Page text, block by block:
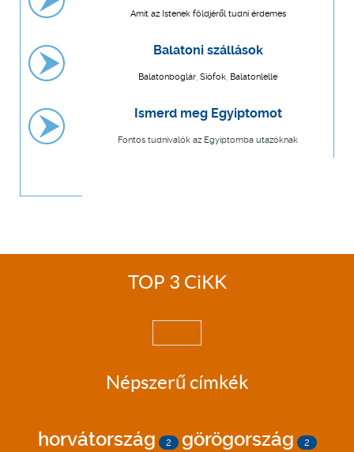
Amit az Istenek földjéről tudni érdemes
Balatoni szállások
Balatonboglár, Siófok, Balatonlelle
Ismerd meg Egyiptomot
Fontos tudnivalók az Egyiptomba utazóknak
TOP 3 CiKK
Népszerű címkék
horvátország 2 görögország 2